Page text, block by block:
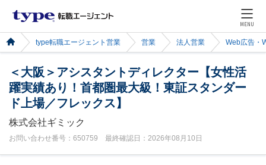
MENU
type転職エージェント営業 営業 法人営業 Web広告・
＜大阪＞アシスタントディレクター【女性活
躍実績あり！首都圏最大級！東証スタンダー
ド上場／フレックス】
株式会社ギミック
お問い合わせ番号：650759 最終確認日：2026年08月10日